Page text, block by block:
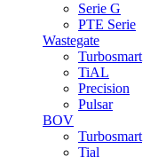
Serie G
PTE Serie
Wastegate
Turbosmart
TiAL
Precision
Pulsar
BOV
Turbosmart
Tial